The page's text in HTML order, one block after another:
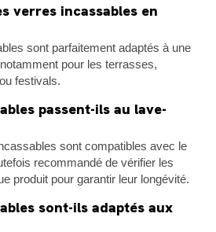
verres incassables en
sont parfaitement adaptés à une
pour les terrasses,
festivals.
passent-ils au lave-
sont compatibles avec le
recommandé de vérifier les
produit pour garantir leur longévité.
sont-ils adaptés aux